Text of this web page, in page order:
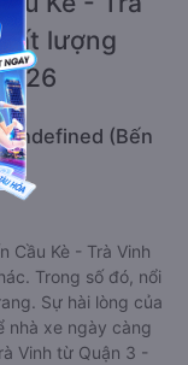
lượng
undefined (Bến
Cầu Kè - Trà Vinh
Trong số đó, nổi
Sự hài lòng của
nhà xe ngày càng
Vinh từ Quận 3 -